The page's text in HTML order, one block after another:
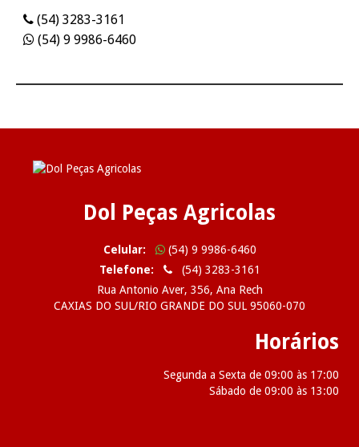
(54) 3283-3161
(54) 9 9986-6460
Dol Peças Agricolas
Celular:
(54) 9 9986-6460
Telefone:
(54) 3283-3161
Rua Antonio Aver, 356, Ana Rech
CAXIAS DO SUL/RIO GRANDE DO SUL 95060-070
Horários
Segunda a Sexta de 09:00 às 17:00
Sábado de 09:00 às 13:00